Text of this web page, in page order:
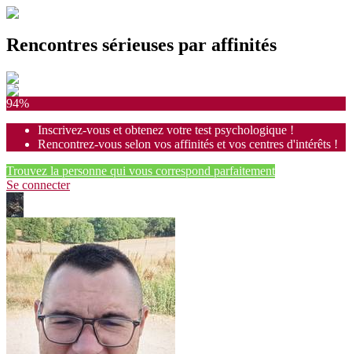
Rencontres sérieuses par affinités
94%
Inscrivez-vous et obtenez votre test psychologique !
Rencontrez-vous selon vos affinités et vos centres d'intérêts !
Trouvez la personne qui vous correspond parfaitement
Se connecter